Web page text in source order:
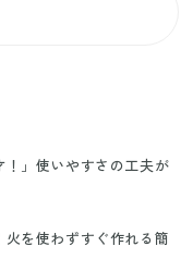
！」使いやすさの工夫が
を使わずすぐ作れる簡